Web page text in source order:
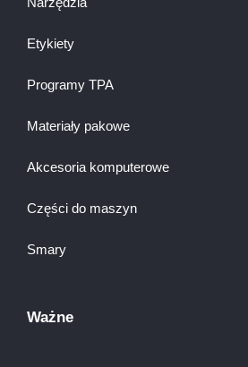
Etykiety
Programy TPA
Materiały pakowe
Akcesoria komputerowe
Części do maszyn
Smary
Ważne